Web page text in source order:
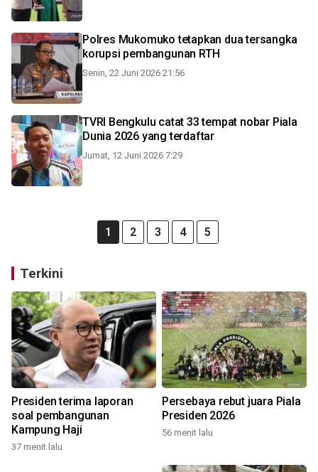
Polres Mukomuko tetapkan dua tersangka
korupsi pembangunan RTH
Senin, 22 Juni 2026 21:56
TVRI Bengkulu catat 33 tempat nobar Piala
Dunia 2026 yang terdaftar
Jumat, 12 Juni 2026 7:29
1 2 3 4 5
Terkini
Presiden terima laporan
soal pembangunan
Kampung Haji
37 menit lalu
Persebaya rebut juara Piala
Presiden 2026
56 menit lalu